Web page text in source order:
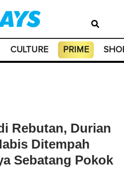
CULTURE PRIME
Rebutan, Durian
Ditempah
Sebatang Pokok